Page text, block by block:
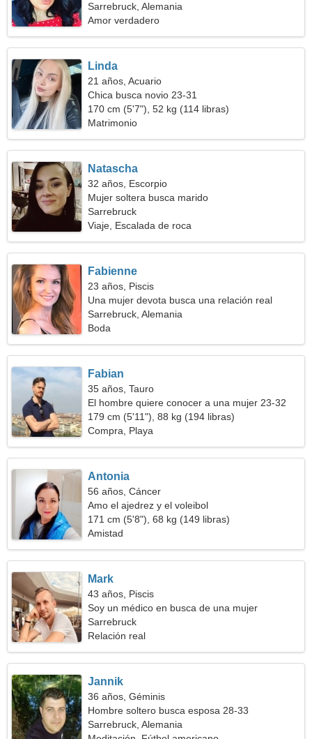
Sarrebruck, Alemania
Amor verdadero
Linda
21 años, Acuario
Chica busca novio 23-31
170 cm (5'7"), 52 kg (114 libras)
Matrimonio
Natascha
32 años, Escorpio
Mujer soltera busca marido
Sarrebruck
Viaje, Escalada de roca
Fabienne
23 años, Piscis
Una mujer devota busca una relación real
Sarrebruck, Alemania
Boda
Fabian
35 años, Tauro
El hombre quiere conocer a una mujer 23-32
179 cm (5'11"), 88 kg (194 libras)
Compra, Playa
Antonia
56 años, Cáncer
Amo el ajedrez y el voleibol
171 cm (5'8"), 68 kg (149 libras)
Amistad
Mark
43 años, Piscis
Soy un médico en busca de una mujer
capacitada
Sarrebruck
Relación real
Jannik
36 años, Géminis
Hombre soltero busca esposa 28-33
Sarrebruck, Alemania